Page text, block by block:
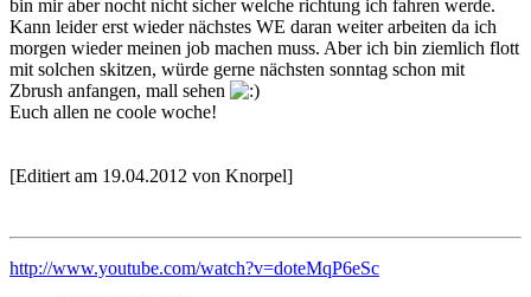
bin mir aber nocht nicht sicher welche richtung ich fahren werde.
Kann leider erst wieder nächstes WE daran weiter arbeiten da ich
morgen wieder meinen job machen muss. Aber ich bin ziemlich flott
mit solchen skitzen, würde gerne nächsten sonntag schon mit
Zbrush anfangen, mall sehen
Euch allen ne coole woche!
[Editiert am 19.04.2012 von Knorpel]
http://www.youtube.com/watch?v=doteMqP6eSc